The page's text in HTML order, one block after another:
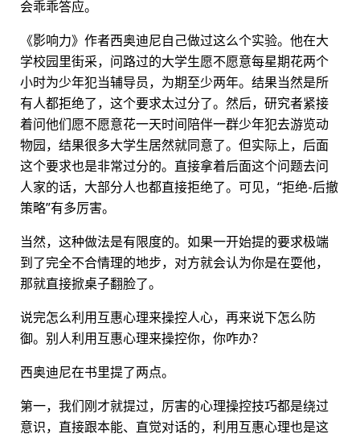
会乖乖答应。
《影响力》作者西奥迪尼自己做过这么个实验。他在大
学校园里街采，问路过的大学生愿不愿意每星期花两个
小时为少年犯当辅导员，为期至少两年。结果当然是所
有人都拒绝了，这个要求太过分了。然后，研究者紧接
着问他们愿不愿意花一天时间陪伴一群少年犯去游览动
物园，结果很多大学生居然就同意了。但实际上，后面
这个要求也是非常过分的。直接拿着后面这个问题去问
人家的话，大部分人也都直接拒绝了。可见，“拒绝-后撤
策略”有多厉害。
当然，这种做法是有限度的。如果一开始提的要求极端
到了完全不合情理的地步，对方就会认为你是在耍他，
那就直接掀桌子翻脸了。
说完怎么利用互惠心理来操控人心，再来说下怎么防
御。别人利用互惠心理来操控你，你咋办？
西奥迪尼在书里提了两点。
第一，我们刚才就提过，厉害的心理操控技巧都是绕过
意识，直接跟本能、直觉对话的，利用互惠心理也是这